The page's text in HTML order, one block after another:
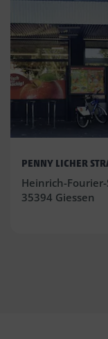
PENNY LICHER
Heinrich-Fourier-
35394 Giessen